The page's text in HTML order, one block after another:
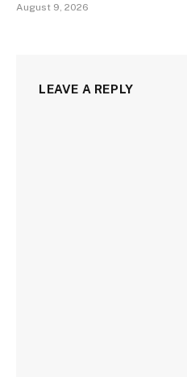
August 9, 2026
LEAVE A REPLY